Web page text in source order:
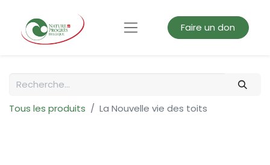
Faire un don
Tous les produits La Nouvelle vie des toits